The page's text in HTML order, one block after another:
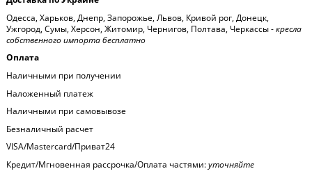
Одесса, Харьков, Днепр, Запорожье, Львов, Кривой рог, Донецк,
Ужгород, Сумы, Херсон, Житомир, Чернигов, Полтава, Черкассы -кресла
собственного импорта бесплатно
Оплата
Наличными при получении
Наложенный платеж
Наличными при самовывозе
Безналичный расчет
VISA/Mastercard/Приват24
Кредит/Мгновенная рассрочка/Оплата частями:уточняйте